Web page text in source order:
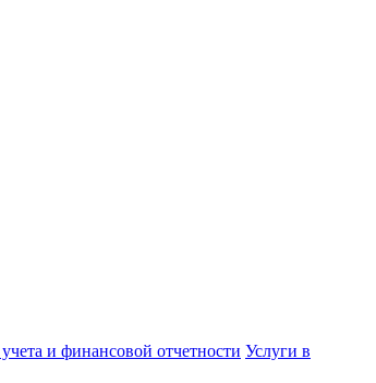
и финансовой отчетности Услуги в